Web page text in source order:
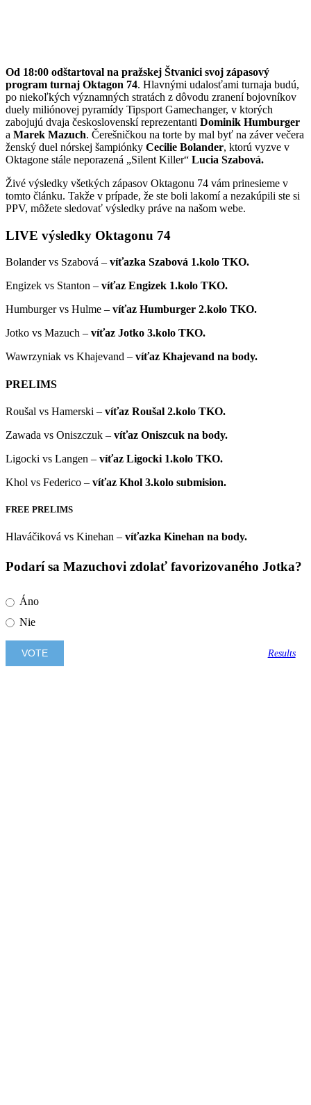
Od 18:00 odštartoval na pražskej Štvanici svoj zápasový
program turnaj Oktagon 74. Hlavnými udalosťami turnaja budú,
po niekoľkých významných stratách z dôvodu zranení bojovníkov
duely miliónovej pyramídy Tipsport Gamechanger, v ktorých
zabojujú dvaja československí reprezentanti Dominik Humburger
a Marek Mazuch. Čerešničkou na torte by mal byť na záver večera
ženský duel nórskej šampiónky Cecilie Bolander, ktorú vyzve v
Oktagone stále neporazená „Silent Killer“ Lucia Szabová.
Živé výsledky všetkých zápasov Oktagonu 74 vám prinesieme v
tomto článku. Takže v prípade, že ste boli lakomí a nezakúpili ste si
PPV, môžete sledovať výsledky práve na našom webe.
LIVE výsledky Oktagonu 74
Bolander vs Szabová – víťazka Szabová 1.kolo TKO.
Engizek vs Stanton – víťaz Engizek 1.kolo TKO.
Humburger vs Hulme – víťaz Humburger 2.kolo TKO.
Jotko vs Mazuch – víťaz Jotko 3.kolo TKO.
Wawrzyniak vs Khajevand – víťaz Khajevand na body.
PRELIMS
Roušal vs Hamerski – víťaz Roušal 2.kolo TKO.
Zawada vs Oniszczuk – víťaz Oniszcuk na body.
Ligocki vs Langen – víťaz Ligocki 1.kolo TKO.
Khol vs Federico – víťaz Khol 3.kolo submision.
FREE PRELIMS
Hlaváčiková vs Kinehan – víťazka Kinehan na body.
Podarí sa Mazuchovi zdolať favorizovaného Jotka?
Áno
Nie
Results